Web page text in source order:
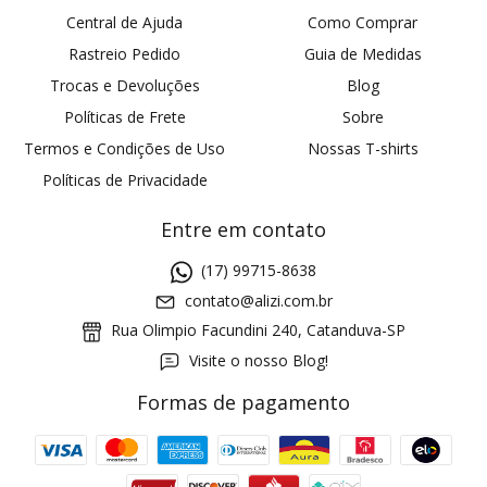
Central de Ajuda
Rastreio Pedido
Trocas e Devoluções
Políticas de Frete
Termos e Condições de Uso
Políticas de Privacidade
Como Comprar
Guia de Medidas
Blog
Sobre
Nossas T-shirts
Entre em contato
(17) 99715-8638
contato@alizi.com.br
Rua Olimpio Facundini 240, Catanduva-SP
Visite o nosso Blog!
Formas de pagamento
Cupom 1a compra: GANHE5